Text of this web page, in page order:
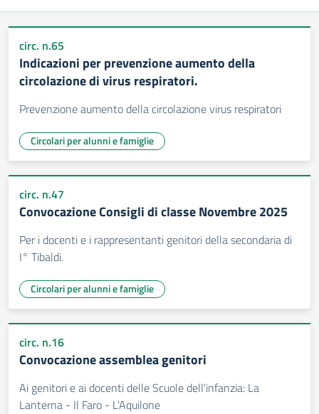
circ. n.65
Indicazioni per prevenzione aumento della
circolazione di virus respiratori.
Prevenzione aumento della circolazione virus respiratori
Circolari per alunni e famiglie
circ. n.47
Convocazione Consigli di classe Novembre 2025
Per i docenti e i rappresentanti genitori della secondaria di
I° Tibaldi.
Circolari per alunni e famiglie
circ. n.16
Convocazione assemblea genitori
Ai genitori e ai docenti delle Scuole dell'infanzia: La
Lanterna - Il Faro - L'Aquilone